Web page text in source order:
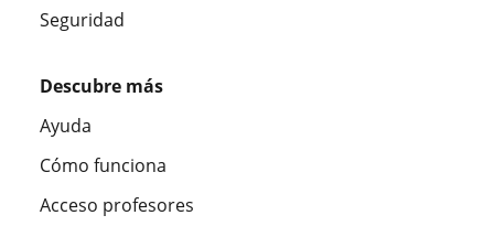
Seguridad
Descubre más
Ayuda
Cómo funciona
Acceso profesores